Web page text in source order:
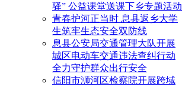
驿” 公益课堂送课下乡专题活动
青春护河正当时 息县返乡大学
生筑牢生态安全双防线
息县公安局交通管理大队开展
城区电动车交通违法查纠行动
全力守护群众出行安全
信阳市浉河区检察院开展跨域